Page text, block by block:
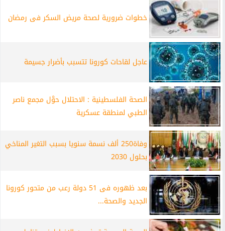
خطوات ضرورية لصحة مريض السكر فى رمضان
عاجل لقاحات كورونا تتسبب بأضرار جسيمة
الصحة الفلسطينية : الاحتلال حوَّل مجمع ناصر
الطبي لمنطقة عسكرية
وفاة250 ألف نسمة سنويا بسبب التغير المناخي
بحلول 2030
بعد ظهوره فى 51 دولة رعب من متحور كورونا
الجديد والصحة...